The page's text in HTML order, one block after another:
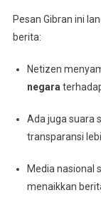
Pesan Gibran ini
berita:
Netizen
negara
Ada juga suara
transparansi
Media nasional
menaikkan